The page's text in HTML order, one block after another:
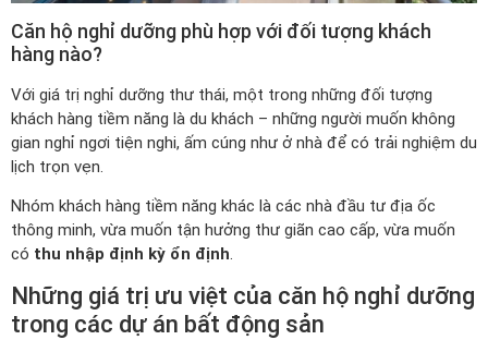
Căn hộ nghỉ dưỡng phù hợp với đối tượng khách
hàng nào?
Với giá trị nghỉ dưỡng thư thái, một trong những đối tượng
khách hàng tiềm năng là du khách – những người muốn không
gian nghỉ ngơi tiện nghi, ấm cúng như ở nhà để có trải nghiệm du
lịch trọn vẹn.
Nhóm khách hàng tiềm năng khác là các nhà đầu tư địa ốc
thông minh, vừa muốn tận hưởng thư giãn cao cấp, vừa muốn
có thu nhập định kỳ ổn định.
Những giá trị ưu việt của căn hộ nghỉ dưỡng
trong các dự án bất động sản